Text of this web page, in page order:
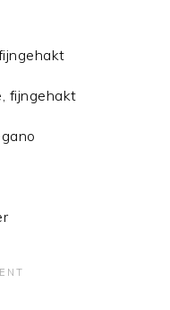
fijngehakt